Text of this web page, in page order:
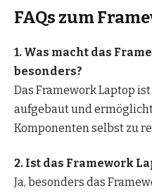
FAQs zum
1. Was macht das
besonders?
Das Framework Laptop
aufgebaut und
Komponenten selbst zu
2. Ist das Framework
Ja, besonders das